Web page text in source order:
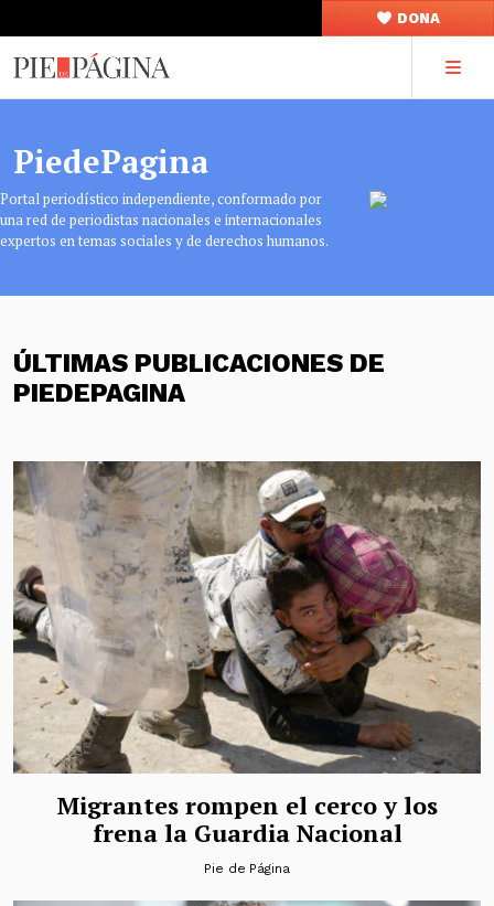
DONA
PiedePagina
Portal periodístico independiente, conformado por
una red de periodistas nacionales e internacionales
expertos en temas sociales y de derechos humanos.
ÚLTIMAS PUBLICACIONES DE
PIEDEPAGINA
Migrantes rompen el cerco y los
frena la Guardia Nacional
Pie de Página